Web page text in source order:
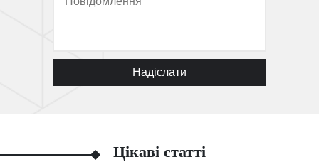
Надіслати
Цікаві статті